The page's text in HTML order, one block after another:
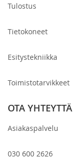
Tulostus
Tietokoneet
Esitystekniikka
Toimistotarvikkeet
OTA YHTEYTTÄ
Asiakaspalvelu
030 600 2626